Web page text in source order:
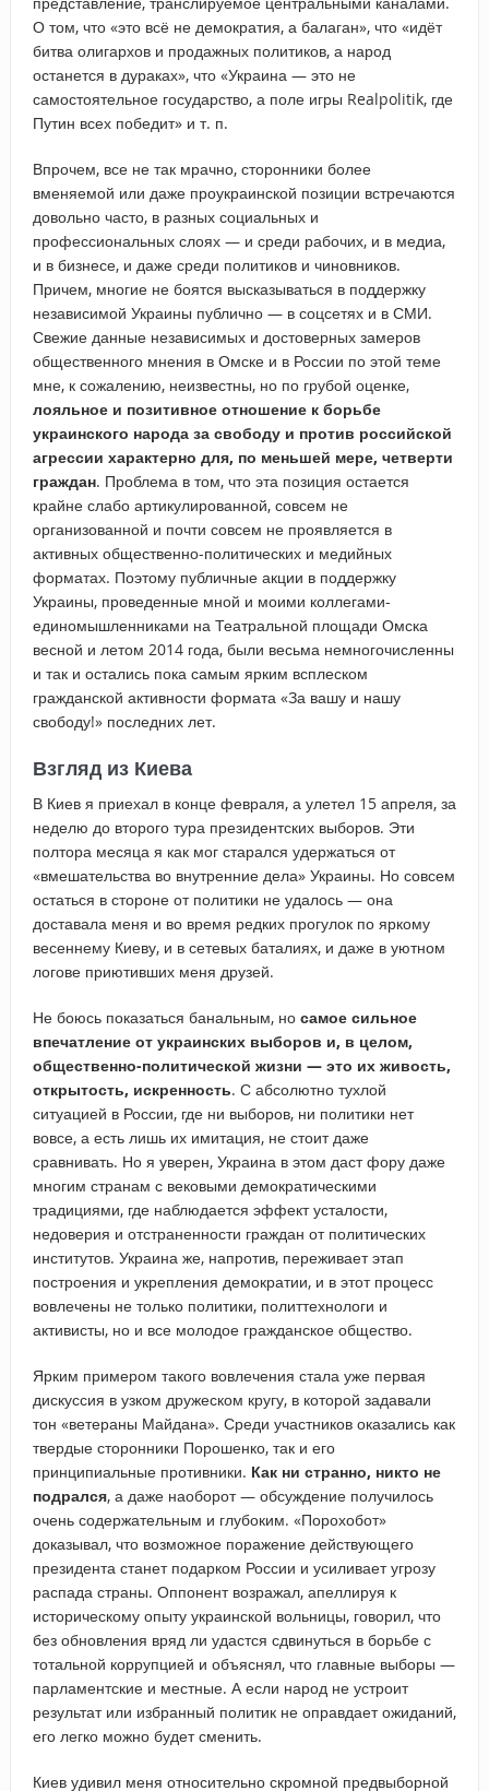
О том, что «это всё не демократия, а балаган», что «идёт
битва олигархов и продажных политиков, а народ
останется в дураках», что «Украина — это не
самостоятельное государство, а поле игры Realpolitik, где
Путин всех победит» и т. п.
Впрочем, все не так мрачно, сторонники более
вменяемой или даже проукраинской позиции встречаются
довольно часто, в разных социальных и
профессиональных слоях — и среди рабочих, и в медиа,
и в бизнесе, и даже среди политиков и чиновников.
Причем, многие не боятся высказываться в поддержку
независимой Украины публично — в соцсетях и в СМИ.
Свежие данные независимых и достоверных замеров
общественного мнения в Омске и в России по этой теме
мне, к сожалению, неизвестны, но по грубой оценке,
лояльное и позитивное отношение к борьбе
украинского народа за свободу и против российской
агрессии характерно для, по меньшей мере, четверти
граждан. Проблема в том, что эта позиция остается
крайне слабо артикулированной, совсем не
организованной и почти совсем не проявляется в
активных общественно-политических и медийных
форматах. Поэтому публичные акции в поддержку
Украины, проведенные мной и моими коллегами-
единомышленниками на Театральной площади Омска
весной и летом 2014 года, были весьма немногочисленны
и так и остались пока самым ярким всплеском
гражданской активности формата «За вашу и нашу
свободу!» последних лет.
Взгляд из Киева
В Киев я приехал в конце февраля, а улетел 15 апреля, за
неделю до второго тура президентских выборов. Эти
полтора месяца я как мог старался удержаться от
«вмешательства во внутренние дела» Украины. Но совсем
остаться в стороне от политики не удалось — она
доставала меня и во время редких прогулок по яркому
весеннему Киеву, и в сетевых баталиях, и даже в уютном
логове приютивших меня друзей.
Не боюсь показаться банальным, но самое сильное
впечатление от украинских выборов и, в целом,
общественно-политической жизни — это их живость,
открытость, искренность. С абсолютно тухлой
ситуацией в России, где ни выборов, ни политики нет
вовсе, а есть лишь их имитация, не стоит даже
сравнивать. Но я уверен, Украина в этом даст фору даже
многим странам с вековыми демократическими
традициями, где наблюдается эффект усталости,
недоверия и отстраненности граждан от политических
институтов. Украина же, напротив, переживает этап
построения и укрепления демократии, и в этот процесс
вовлечены не только политики, политтехнологи и
активисты, но и все молодое гражданское общество.
Ярким примером такого вовлечения стала уже первая
дискуссия в узком дружеском кругу, в которой задавали
тон «ветераны Майдана». Среди участников оказались как
твердые сторонники Порошенко, так и его
принципиальные противники. Как ни странно, никто не
подрался, а даже наоборот — обсуждение получилось
очень содержательным и глубоким. «Порохобот»
доказывал, что возможное поражение действующего
президента станет подарком России и усиливает угрозу
распада страны. Оппонент возражал, апеллируя к
историческому опыту украинской вольницы, говорил, что
без обновления вряд ли удастся сдвинуться в борьбе с
тотальной коррупцией и объяснял, что главные выборы —
парламентские и местные. А если народ не устроит
результат или избранный политик не оправдает ожиданий,
его легко можно будет сменить.
Киев удивил меня относительно скромной предвыборной